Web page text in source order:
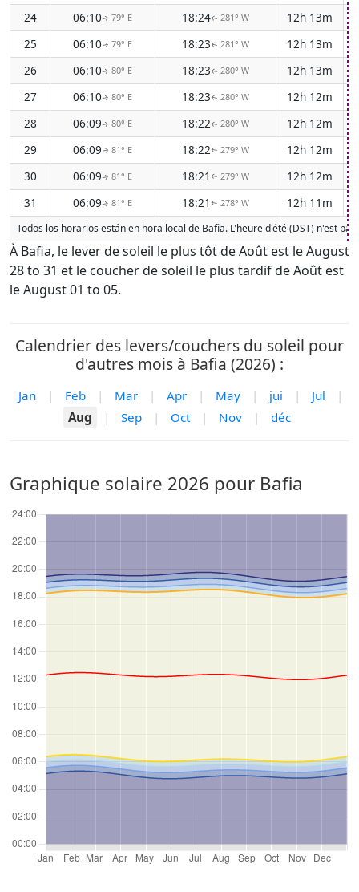
24 06:10↑ 79° E 18:24↑ 281° W 12h 13m
25
06:10↑ 79° E 18:23↑ 281° W 12h 13m
26
06:10↑ 80° E 18:23↑ 280° W 12h 13m
27
06:10↑ 80° E 18:23↑ 280° W 12h 12m
28
06:09↑ 80° E 18:22↑ 280° W 12h 12m
29
06:09↑ 81° E 18:22↑ 279° W 12h 12m
30
06:09↑ 81° E 18:21 ↑ 279° W 12h 12m
31
06:09↑ 81° E 18:21 ↑ 278° W 12h 11m
Todos los horarios están en hora local de Bafia. L'heure d'été (DST) n'est
À Bafia, le lever de soleil le plus tôt de Août est le August
28 to 31 et le coucher de soleil le plus tardif de Août est
le August 01 to 05.
Calendrier des levers/couchers du soleil pour
d'autres mois à Bafia (2026) :
Jan | Feb | Mar | Apr | May | jui | Jul
|
Aug
| Sep | Oct | Nov | déc
Graphique solaire 2026 pour Bafia